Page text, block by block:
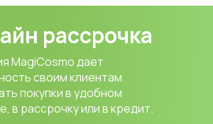
рассрочка
MagiCosmo дает
своим клиентам
покупки в удобном
в рассрочку или в кредит.